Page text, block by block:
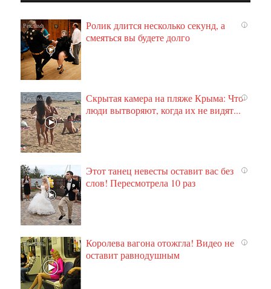
i
Ролик длится несколько секунд, а
смеяться вы будете долго
i
Скрытая камера на пляже Крыма: Что
люди вытворяют, когда их не видят...
i
Этот танец невесты оставит вас без
слов! Пересмотрела 10 раз
i
Королева вагона отожгла! Видео не
оставит равнодушным